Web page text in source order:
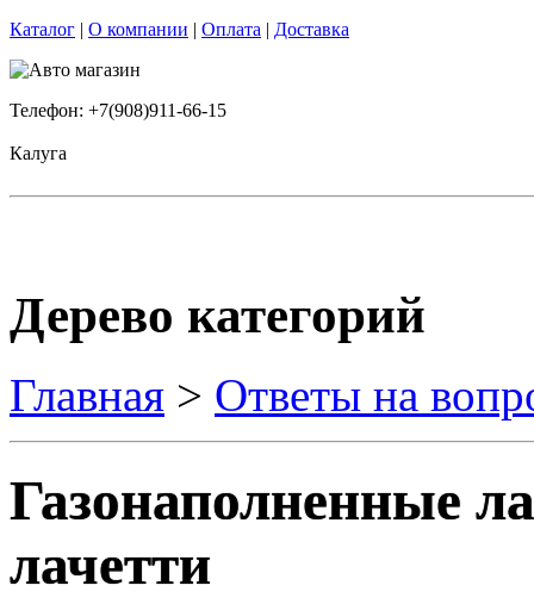
Каталог | О компании | Оплата | Доставка
Телефон: +7(908)911-66-15
Калуга
Дерево категорий
Главная > Ответы на
Газонаполненные
лачетти